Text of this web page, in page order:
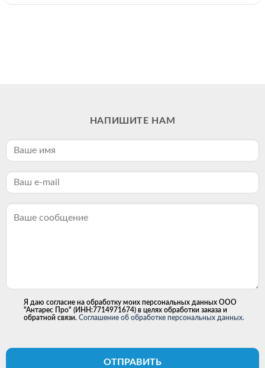
НАПИШИТЕ НАМ
Я даю согласие на обработку моих персональных данных ООО
"Антарес Про" (ИНН:7714971674) в целях обработки заказа и
обратной связи. Соглашение об обработке персональных данных.
ОТПРАВИТЬ